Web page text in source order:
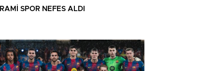
RAMİ SPOR NEFES ALDI